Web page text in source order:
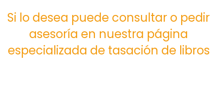
Si lo desea puede consultar o pedir
asesoría en nuestra página
especializada de tasación de libros